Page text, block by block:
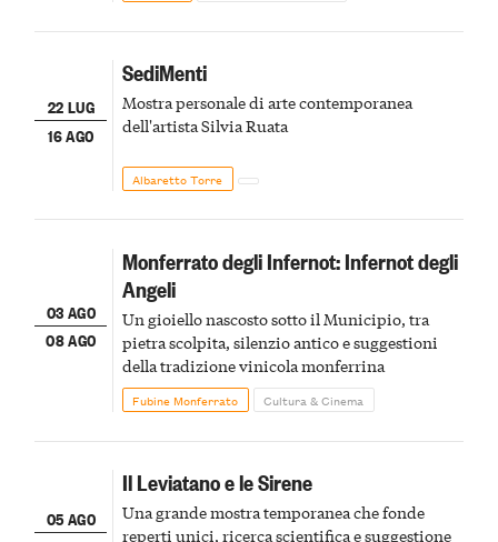
22 LUG
16 AGO
SediMenti
Mostra personale di arte contemporanea
dell'artista Silvia Ruata
Albaretto Torre
03 AGO
08 AGO
Monferrato degli Infernot: Infernot degli
Angeli
Un gioiello nascosto sotto il Municipio, tra
pietra scolpita, silenzio antico e suggestioni
della tradizione vinicola monferrina
Fubine Monferrato Cultura & Cinema
05 AGO
Il Leviatano e le Sirene
Una grande mostra temporanea che fonde
reperti unici, ricerca scientifica e suggestione